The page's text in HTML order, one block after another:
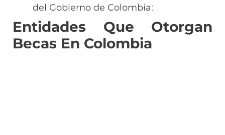
del Gobierno de Colombia:
Entidades Que Otorgan
Becas En Colombia